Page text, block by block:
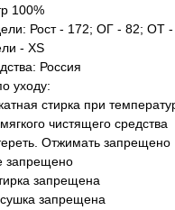
100%
Рост - 172; ОГ - 82; ОТ
- XS
Россия
уходу:
стирка при
чистящего средства
Отжимать запрещено
запрещено
запрещена
запрещена